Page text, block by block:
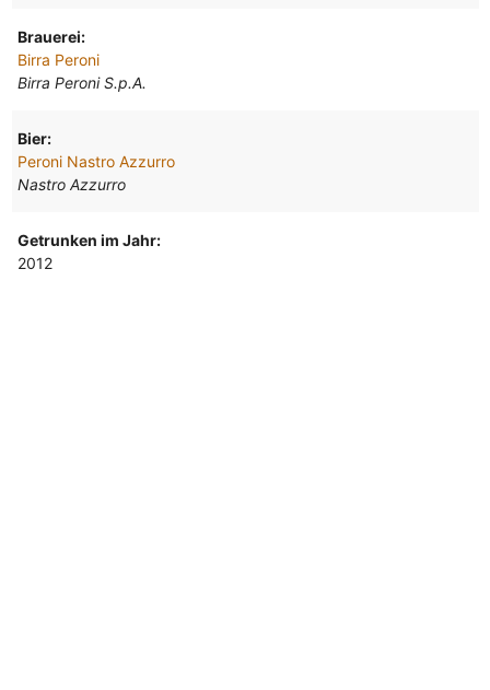
Brauerei:
Birra Peroni
Birra Peroni S.p.A.
Bier:
Peroni Nastro Azzurro
Nastro Azzurro
Getrunken im Jahr:
2012